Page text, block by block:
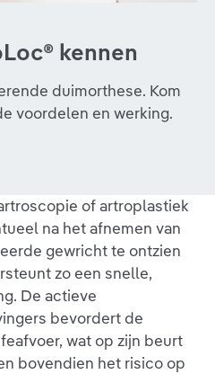
kennen
duimorthese. Kom
voordelen en werking.
of artroplastiek
na het afnemen van
gewricht te ontzien
zo een snelle,
De actieve
bevordert de
wat op zijn beurt
bovendien het risico op